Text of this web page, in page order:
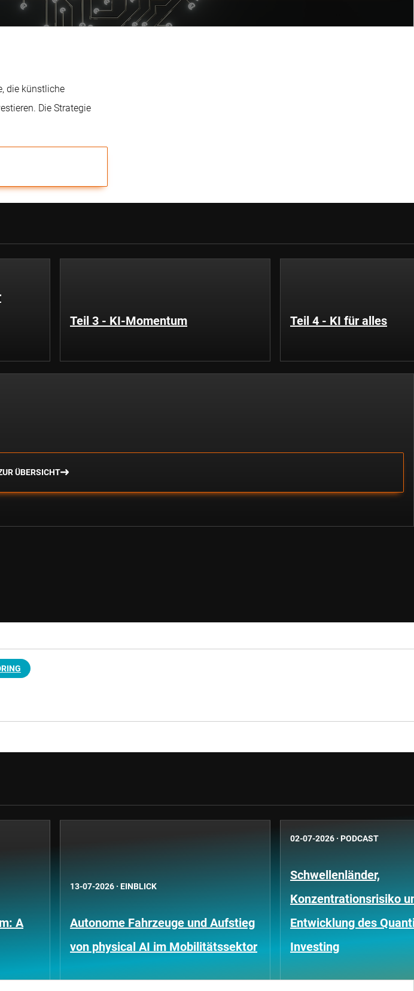
die künstliche
Die Strategie
Teil 3 - KI-Momentum Teil 4 - KI für alles
ÜBERSICHT
A
13-07-2026 · EINBLICK
Autonome Fahrzeuge und Aufstieg
von physical AI im Mobilitätssektor
02-07-2026 · PODCAST
Schwellenländer,
Konzentrationsrisiko
Entwicklung des
Investing